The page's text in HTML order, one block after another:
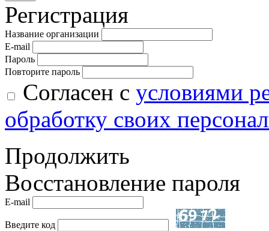
Регистрация
Название организации
E-mail
Пароль
Повторите пароль
Согласен с условиями
обработку своих
Продолжить
Восстановление пароля
E-mail
Введите код